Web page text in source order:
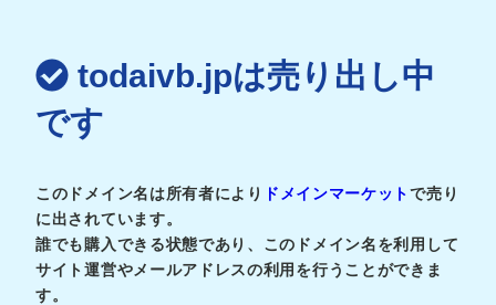
todaivb.jpは売り出し中
です
このドメイン名は所有者により ドメインマーケットで売り
に出されています。
誰でも購入できる状態であり、このドメイン名を利用して
サイト運営やメールアドレスの利用を行うことができま
す。